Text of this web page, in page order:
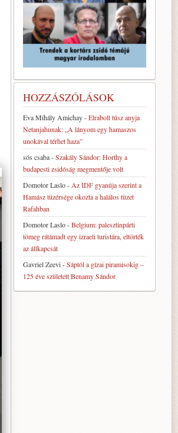
HOZZÁSZÓLÁSOK
Eva Mihály Amichay-Elrabolt túsz anyja
Netanjahunak: „A lányom egy hamaszos
unokával térhet haza”
sós csaba-Szakály Sándor: Horthy a
budapesti zsidóság megmentője volt
Domotor Laslo- Az IDF gyanúja szerint a
Hamász tüzérsége okozta a halálos tüzet
Rafahban
Domotor Laslo-Belgium: palesztinpárti
tömeg rátámadt egy izraeli turistára, eltörték
az állkapcsát
Gavriel Zeevi-Sáptól a gízai piramisokig –
125 éve született Benamy Sándor